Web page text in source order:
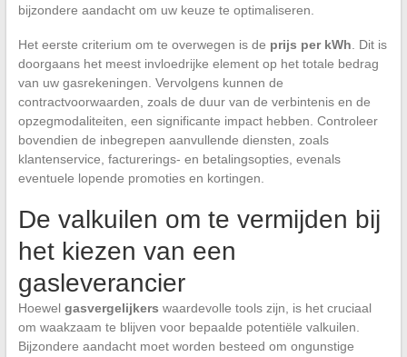
bijzondere aandacht om uw keuze te optimaliseren.
Het eerste criterium om te overwegen is de prijs per kWh. Dit is
doorgaans het meest invloedrijke element op het totale bedrag
van uw gasrekeningen. Vervolgens kunnen de
contractvoorwaarden, zoals de duur van de verbintenis en de
opzegmodaliteiten, een significante impact hebben. Controleer
bovendien de inbegrepen aanvullende diensten, zoals
klantenservice, facturerings- en betalingsopties, evenals
eventuele lopende promoties en kortingen.
De valkuilen om te vermijden bij
het kiezen van een
gasleverancier
Hoewel gasvergelijkers waardevolle tools zijn, is het cruciaal
om waakzaam te blijven voor bepaalde potentiële valkuilen.
Bijzondere aandacht moet worden besteed om ongunstige